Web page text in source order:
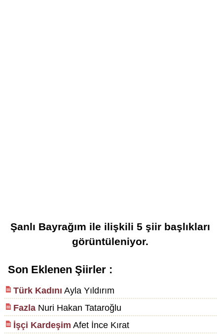
Şanlı Bayrağım ile ilişkili5 şiir başlıkları
görüntüleniyor.
Son Eklenen Şiirler :
Türk Kadını Ayla Yıldırım
FazlaNuri Hakan Tataroğlu
İşçi Kardeşim Afet İnce Kırat